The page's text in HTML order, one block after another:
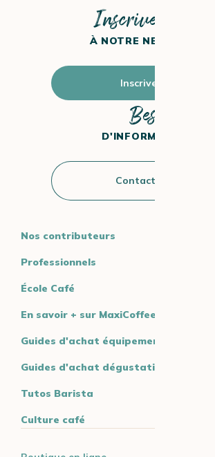
Inscrivez-vous
À NOTRE NEWSLETTER
Inscrivez-vous
Besoin
D'INFORMATIONS ?
Contactez-nous
Nos contributeurs
Professionnels
École Café
En savoir + sur MaxiCoffee
Guides d'achat équipement
Guides d'achat dégustation
Tutos Barista
Culture café